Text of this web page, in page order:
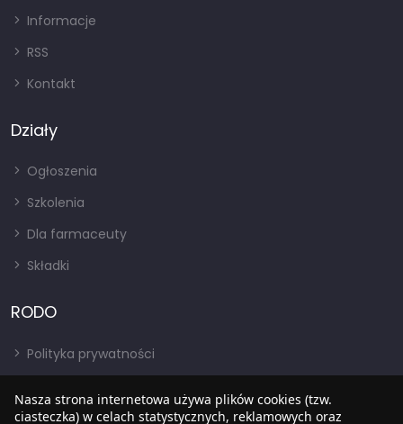
Informacje
RSS
Kontakt
Działy
Ogłoszenia
Szkolenia
Dla farmaceuty
Składki
RODO
Polityka prywatności
RODO
Nasza strona internetowa używa plików cookies (tzw.
ciasteczka) w celach statystycznych, reklamowych oraz